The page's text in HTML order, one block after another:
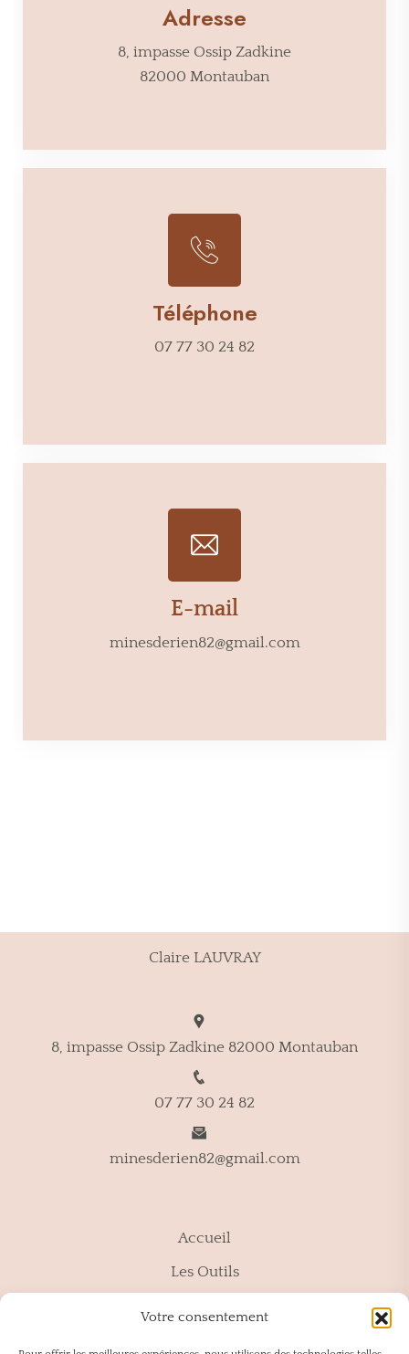
Votre consentement
Adresse
8, impasse Ossip Zadkine
82000 Montauban
Téléphone
07 77 30 24 82
E-mail
minesderien82@gmail.com
Claire LAUVRAY
8, impasse Ossip Zadkine 82000 Montauban
07 77 30 24 82
minesderien82@gmail.com
Accueil
Les Outils